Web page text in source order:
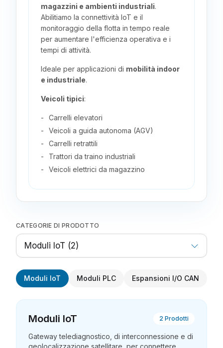
magazzini e ambienti industriali.
Abilitiamo la connettività IoT e il
monitoraggio della flotta in tempo reale
per aumentare l'efficienza operativa e i
tempi di attività.
Ideale per applicazioni di mobilità indoor
e industriale.
Veicoli tipici:
Carrelli elevatori
Veicoli a guida autonoma (AGV)
Carrelli retrattili
Trattori da traino industriali
Veicoli elettrici da magazzino
CATEGORIE DI PRODOTTO
Moduli IoT (2)
Moduli IoT Moduli PLC Espansioni I/O CAN
Moduli IoT 2 Prodotti
Gateway telediagnostico, di interconnessione e di
geolocalizzazione satellitare, per connettere